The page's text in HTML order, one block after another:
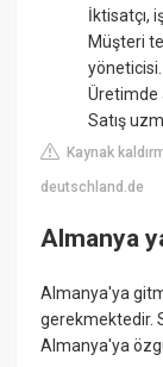
İktisatçı,
Müşteri
yöneticisi.
Üretimde
Satış
Kaynak
deutschland.de
Almanya
Almanya'ya
gerekmektedir.
Almanya'ya